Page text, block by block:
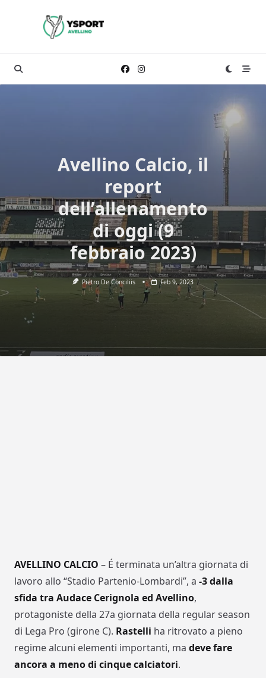
Avellino Calcio, il
report
dell’allenamento
di oggi (9
febbraio 2023)
Pietro De Conciliis Feb 9, 2023
AVELLINO CALCIO – É terminata un’altra giornata di
lavoro allo “Stadio Partenio-Lombardi”, a -3 dalla
sfida tra Audace Cerignola ed Avellino,
protagoniste della 27a giornata della regular season
di Lega Pro (girone C). Rastelli ha ritrovato a pieno
regime alcuni elementi importanti, ma deve fare
ancora a meno di cinque calciatori.